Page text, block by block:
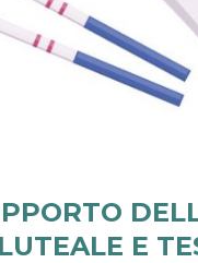
LUTEALE E